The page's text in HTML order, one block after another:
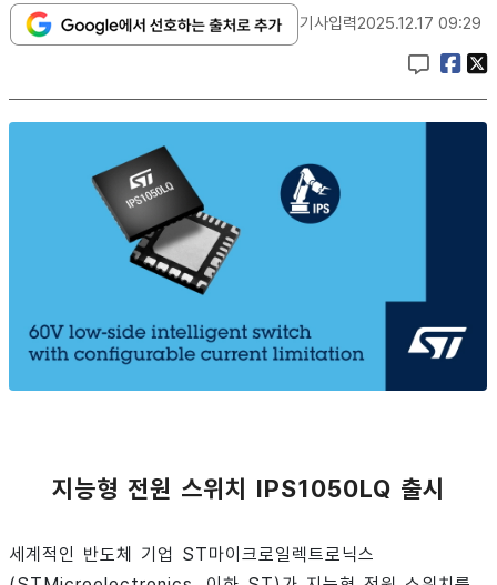
기사입력2025.12.17 09:29
지능형 전원 스위치 IPS1050LQ 출시
세계적인 반도체 기업 ST마이크로일렉트로닉스